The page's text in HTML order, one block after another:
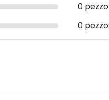
0 pezzo
0 pezzo